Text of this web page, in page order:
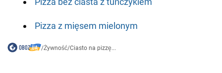
Pizza z mięsem mielonym
/Żywność/Ciasto na pizzę...